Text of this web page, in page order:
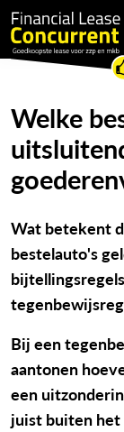
Welke
Wat betekent
bestelauto's
Bij een
aantonen
een
juist buiten